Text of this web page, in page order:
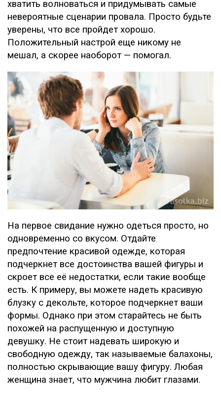
хватить волноваться и придумывать самые
невероятные сценарии провала. Просто будьте
уверены, что все пройдет хорошо.
Положительный настрой еще никому не
мешал, а скорее наоборот — помогал.
На первое свидание нужно одеться просто, но
одновременно со вкусом. Отдайте
предпочтение красивой одежде, которая
подчеркнет все достоинства вашей фигуры и
скроет все её недостатки, если такие вообще
есть. К примеру, вы можете надеть красивую
блузку с декольте, которое подчеркнет ваши
формы. Однако при этом старайтесь не быть
похожей на распущенную и доступную
девушку. Не стоит надевать широкую и
свободную одежду, так называемые балахоны,
полностью скрывающие вашу фигуру. Любая
женщина знает, что мужчина любит глазами.